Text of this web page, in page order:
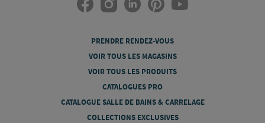
PRENDRE RENDEZ-VOUS
VOIR TOUS LES MAGASINS
VOIR TOUS LES PRODUITS
CATALOGUES PRO
CATALOGUE SALLE DE BAINS & CARRELAGE
COLLECTIONS EXCLUSIVES